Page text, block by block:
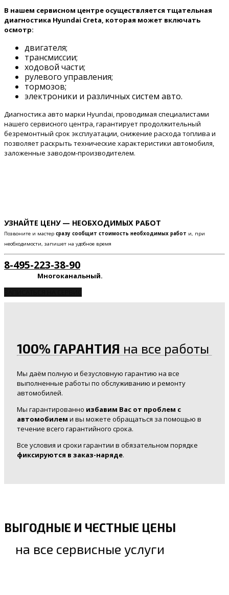
В нашем сервисном центре осуществляется тщательная
диагностика Hyundai Creta, которая может включать
осмотр:
двигателя;
трансмиссии;
ходовой части;
рулевого управления;
тормозов;
электроники и различных систем авто.
Диагностика авто марки Hyundai, проводимая специалистами
нашего сервисного центра, гарантирует продолжительный
безремонтный срок эксплуатации, снижение расхода топлива и
позволяет раскрыть технические характеристики автомобиля,
заложенные заводом-производителем.
УЗНАЙТЕ ЦЕНУ — НЕОБХОДИМЫХ РАБОТ
Позвоните и мастер сразу сообщит стоимость необходимых работ и, при
необходимости, запишет на удобное время
8-495-223-38-90
Многоканальный.
100% ГАРАНТИЯ на все работы
Мы даём полную и безусловную гарантию на все
выполненные работы по обслуживанию и ремонту
автомобилей.
Мы гарантированно избавим Вас от проблем с
автомобилем и вы можете обращаться за помощью в
течение всего гарантийного срока.
Все условия и сроки гарантии в обязательном порядке
фиксируются в заказ-наряде.
ВЫГОДНЫЕ И ЧЕСТНЫЕ ЦЕНЫ
на все сервисные услуги